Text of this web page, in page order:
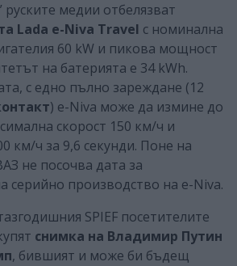
руските медии отбелязват
Lada e-Niva Travel с номинална
60 kW и пикова мощност
на батерията е 34 kWh.
с едно пълно зареждане (12
) e-Niva може да измине до
скорост 150 км/ч и
км/ч за 9,6 секунди. Поне на
не посочва дата за
серийно производство на e-Niva.
SPIEF посетителите
снимка на Владимир Путин
, бившият и може би бъдещ